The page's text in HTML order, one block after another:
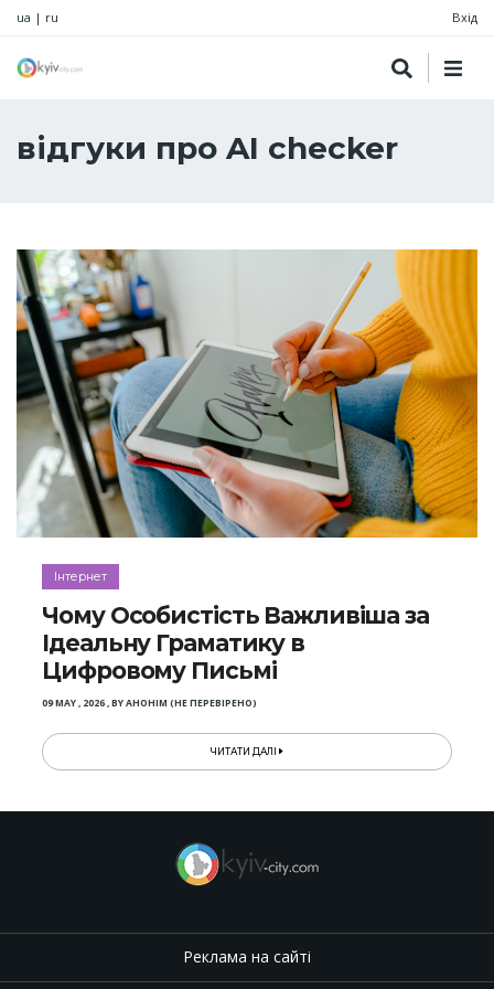
ua | ru Вхід
відгуки про AI checker
Інтернет
Чому Особистість Важливіша за
Ідеальну Граматику в
Цифровому Письмі
09 MAY , 2026,BYАНОНІМ (НЕ ПЕРЕВІРЕНО)
ЧИТАТИ ДАЛІ
Реклама на сайті